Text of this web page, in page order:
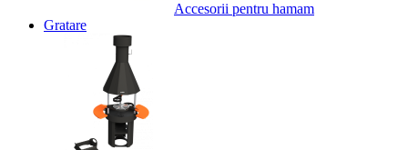
Accesorii pentru hamam
Gratare